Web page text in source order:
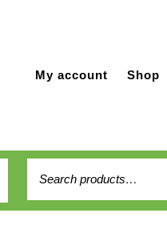
My account Shop
for: